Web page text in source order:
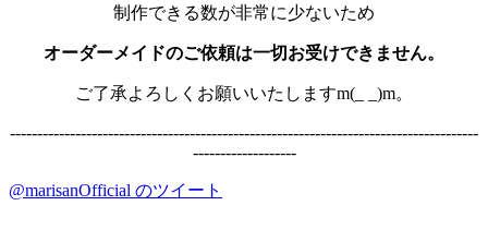
制作できる数が非常に少ないため
オーダーメイドのご依頼は一切お受けできません。
ご了承よろしくお願いいたしますm(_ _)m。
--------------------------------------------------------------------------------------
-------------------
@marisanOfficial のツイート